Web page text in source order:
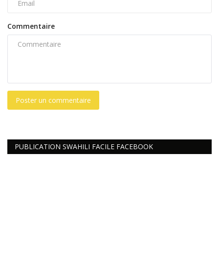
Commentaire
Poster un commentaire
PUBLICATION SWAHILI FACILE FACEBOOK